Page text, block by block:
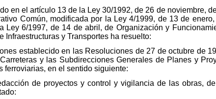
en el artículo 13 de la Ley 30/1992, de 26 de noviembre,
Común, modificada por la Ley 4/1999, de 13 de
6/1997, de 14 de abril, de Organización y
y Transportes ha resuelto:
establecido en las Resoluciones de 27 de octubre de
y las Subdirecciones Generales de Planes y
ferroviarias, en el sentido siguiente:
de proyectos y control y vigilancia de las obras,